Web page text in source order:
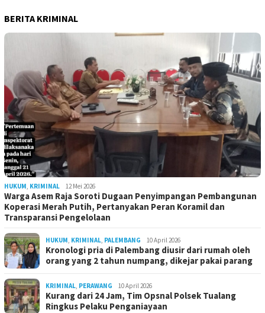
BERITA KRIMINAL
HUKUM, KRIMINAL 12 Mei 2026
Warga Asem Raja Soroti Dugaan Penyimpangan Pembangunan
Koperasi Merah Putih, Pertanyakan Peran Koramil dan
Transparansi Pengelolaan
HUKUM, KRIMINAL, PALEMBANG 10 April 2026
Kronologi pria di Palembang diusir dari rumah oleh
orang yang 2 tahun numpang, dikejar pakai parang
KRIMINAL, PERAWANG 10 April 2026
Kurang dari 24 Jam, Tim Opsnal Polsek Tualang
Ringkus Pelaku Penganiayaan